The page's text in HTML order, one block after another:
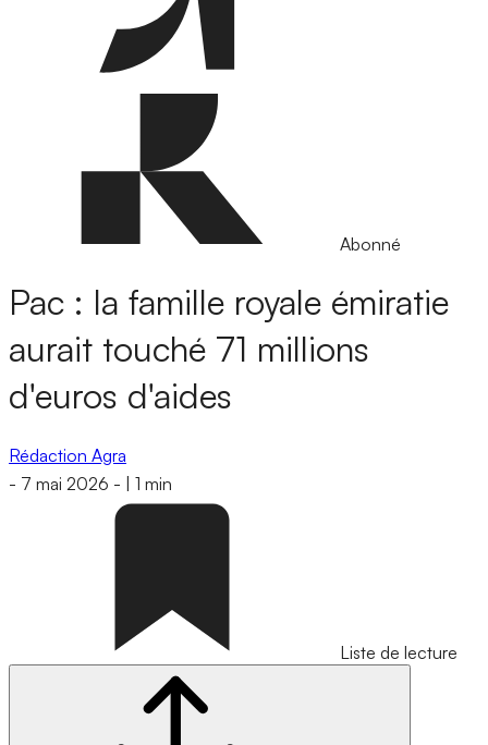
Abonné
Pac : la famille royale émiratie
aurait touché 71 millions
d'euros d'aides
Rédaction Agra
- 7 mai 2026 - 1 min
Liste de lecture